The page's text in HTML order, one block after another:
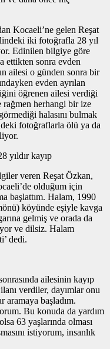
Kocaeli’ne gelen Reşat
iki fotoğrafla 28 yıl
Edinilen bilgiye göre
ettikten sonra evden
ailesi o günden sonra bir
evden ayrılan
öğrenen ailesi verdiği
rağmen herhangi bir ize
halasını bulmak
fotoğraflarla ölü ya da
yıldır kayıp
veren Reşat Özkan,
olduğum için
başlattım. Halam, 1990
köyünde eşiyle kavga
gelmiş ve orada da
ve dilsiz. Halam
dedi.
ailesinin kayıp
verdiler, dayımlar onu
aramaya başladım.
Bu konuda da yardım
63 yaşlarında olması
istiyorum, insanlık